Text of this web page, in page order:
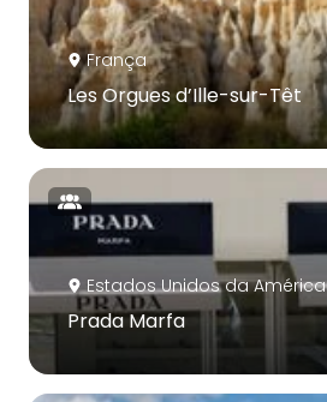
França
Les Orgues d’Ille-sur-Têt
Estados Unidos da América
Prada Marfa